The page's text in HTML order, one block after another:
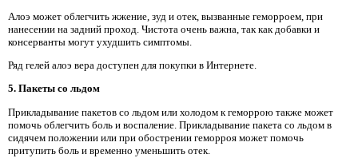
Алоэ может облегчить жжение, зуд и отек, вызванные геморроем, при
нанесении на задний проход. Чистота очень важна, так как добавки и
консерванты могут ухудшить симптомы.
Ряд гелей алоэ вера доступен для покупки в Интернете.
5. Пакеты со льдом
Прикладывание пакетов со льдом или холодом к геморрою также может
помочь облегчить боль и воспаление. Прикладывание пакета со льдом в
сидячем положении или при обострении геморроя может помочь
притупить боль и временно уменьшить отек.